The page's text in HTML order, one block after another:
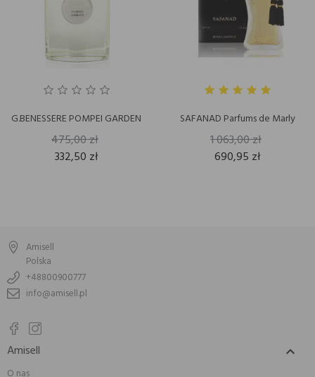
G.BENESSERE POMPEI GARDEN
475,00 zł
332,50 zł
SAFANAD Parfums de Marly
1 063,00 zł
690,95 zł
Amisell
Polska
+48800900777
info@amisell.pl
Amisell 
O nas